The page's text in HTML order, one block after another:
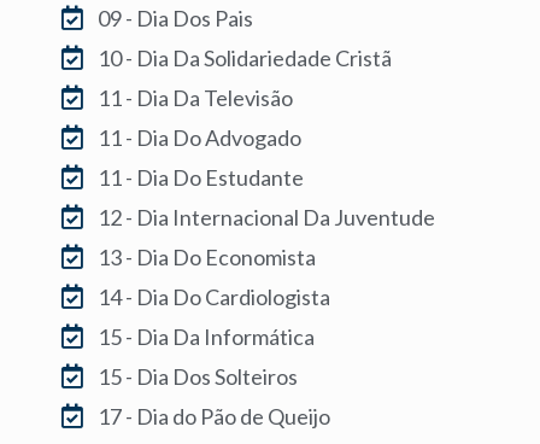
09 - Dia Dos Pais
10 - Dia Da Solidariedade Cristã
11 - Dia Da Televisão
11 - Dia Do Advogado
11 - Dia Do Estudante
12 - Dia Internacional Da Juventude
13 - Dia Do Economista
14 - Dia Do Cardiologista
15 - Dia Da Informática
15 - Dia Dos Solteiros
17 - Dia do Pão de Queijo